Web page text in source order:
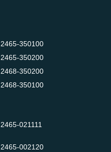
2465-350100
2465-350200
2468-350200
2468-350100
2465-021111
2465-002120